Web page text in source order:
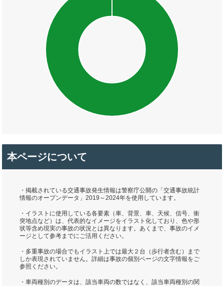
本ページについて
・掲載されている交通事故発生情報は警察庁公開の「交通事故統計
情報のオープンデータ」2019～2024年を使用しています。
・イラストに使用している各要素（車、背景、車、天候、信号、衝
突地点など）は、代表的なイメージをイラスト化しており、色や形
状等含め現実の事故の状況とは異なります。あくまで、事故のイメ
ージとして参考までにご活用ください。
・多重事故の場合でもイラスト上では最大２台（歩行者含む）まで
しか表現されていません。詳細は事故の個別ページの文字情報をご
参照ください。
・車両種別のデータは、該当車両の数ではなく、該当車両種別の関